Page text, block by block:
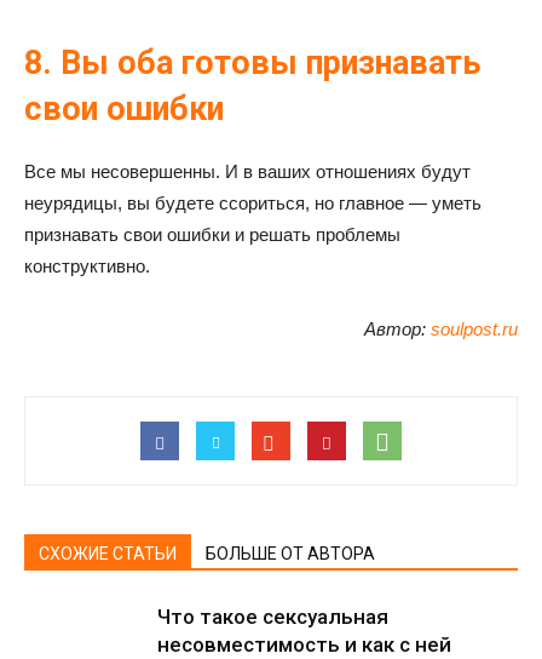
8. Вы оба готовы признавать
свои ошибки
Все мы несовершенны. И в ваших отношениях будут
неурядицы, вы будете ссориться, но главное — уметь
признавать свои ошибки и решать проблемы
конструктивно.
Автор: soulpost.ru
СХОЖИЕ СТАТЬИ БОЛЬШЕ ОТ АВТОРА
Что такое сексуальная
несовместимость и как с ней